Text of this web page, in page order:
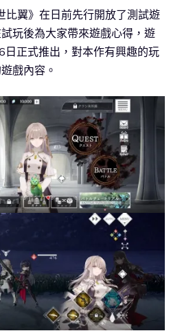
比翼》在日前先行開放了測試遊
玩後為大家帶來遊戲心得，遊
正式推出，對本作有興趣的玩
戲內容。